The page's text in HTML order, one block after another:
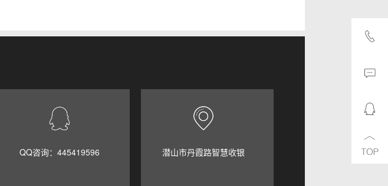
QQ咨询：445419596 潜山市丹霞路智慧收银